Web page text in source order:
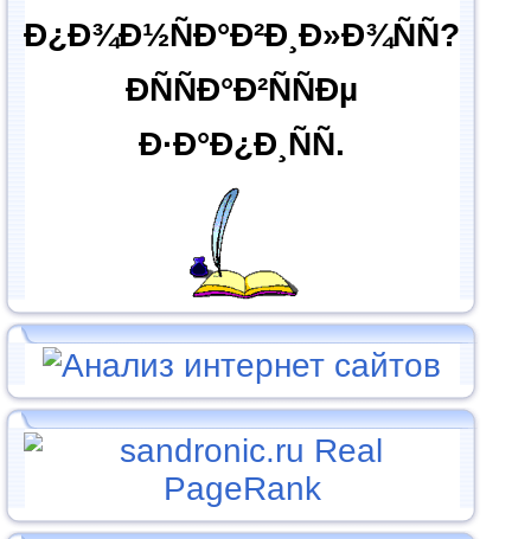
Ð¿Ð¾Ð½ÑÐ°Ð²Ð¸Ð»Ð¾ÑÑ?
ÐÑÑÐ°Ð²ÑÑÐµ
Ð·Ð°Ð¿Ð¸ÑÑ.